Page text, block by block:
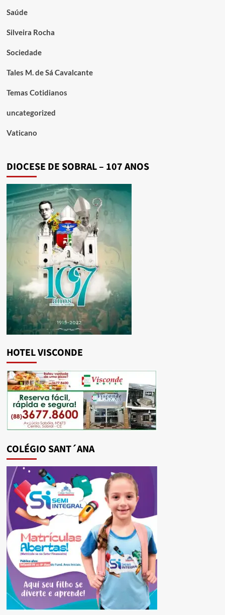
Saúde
Silveira Rocha
Sociedade
Tales M. de Sá Cavalcante
Temas Cotidianos
uncategorized
Vaticano
DIOCESE DE SOBRAL – 107 ANOS
HOTEL VISCONDE
COLÉGIO SANT´ANA